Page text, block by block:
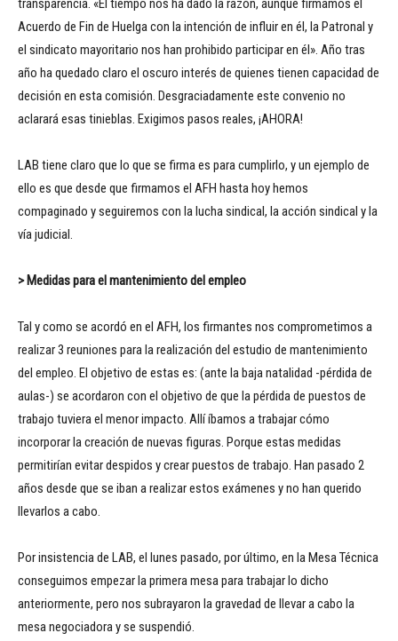
transparencia. «El tiempo nos ha dado la razón, aunque firmamos el
Acuerdo de Fin de Huelga con la intención de influir en él, la Patronal y
el sindicato mayoritario nos han prohibido participar en él». Año tras
año ha quedado claro el oscuro interés de quienes tienen capacidad de
decisión en esta comisión. Desgraciadamente este convenio no
aclarará esas tinieblas. Exigimos pasos reales, ¡AHORA!
LAB tiene claro que lo que se firma es para cumplirlo, y un ejemplo de
ello es que desde que firmamos el AFH hasta hoy hemos
compaginado y seguiremos con la lucha sindical, la acción sindical y la
vía judicial.
> Medidas para el mantenimiento del empleo
Tal y como se acordó en el AFH, los firmantes nos comprometimos a
realizar 3 reuniones para la realización del estudio de mantenimiento
del empleo. El objetivo de estas es: (ante la baja natalidad -pérdida de
aulas-) se acordaron con el objetivo de que la pérdida de puestos de
trabajo tuviera el menor impacto. Allí íbamos a trabajar cómo
incorporar la creación de nuevas figuras. Porque estas medidas
permitirían evitar despidos y crear puestos de trabajo. Han pasado 2
años desde que se iban a realizar estos exámenes y no han querido
llevarlos a cabo.
Por insistencia de LAB, el lunes pasado, por último, en la Mesa Técnica
conseguimos empezar la primera mesa para trabajar lo dicho
anteriormente, pero nos subrayaron la gravedad de llevar a cabo la
mesa negociadora y se suspendió.